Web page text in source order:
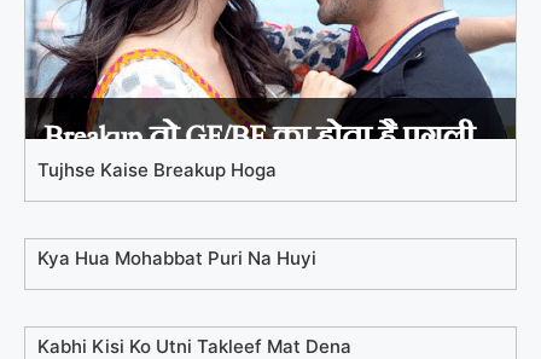
Tujhse Kaise Breakup Hoga
Kya Hua Mohabbat Puri Na Huyi
Kabhi Kisi Ko Utni Takleef Mat Dena